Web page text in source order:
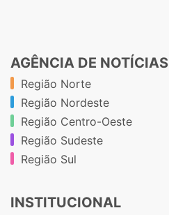
AGÊNCIA DE NOTÍCIAS
Região Norte
Região Nordeste
Região Centro-Oeste
Região Sudeste
Região Sul
INSTITUCIONAL